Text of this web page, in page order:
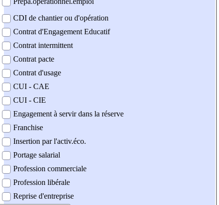
CDI de chantier ou d'opération
Contrat d'Engagement Educatif
Contrat intermittent
Contrat pacte
Contrat d'usage
CUI - CAE
CUI - CIE
Engagement à servir dans la réserve
Franchise
Insertion par l'activ.éco.
Portage salarial
Profession commerciale
Profession libérale
Reprise d'entreprise